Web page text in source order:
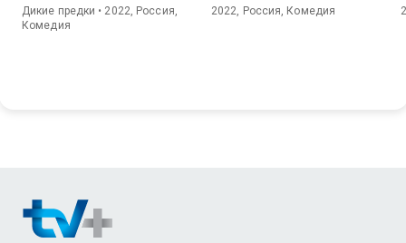
Дикие предки • 2022, Россия,
Комедия
2022, Россия, Комедия